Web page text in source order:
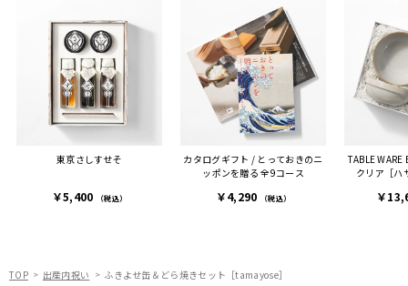
を選んでよかったし他の友
人にもお勧めしたいと感じ
ました。
また、こちら不注意でメー
ルアドレスを誤って入力し
登録してログインできなく
困った際にも、迅速に回答
で、いい思い出になりまし
す。
東京さしすせそ
￥5,400 （税込）
カタログギフト / とっておきのニ
ッポンを贈る 全9コース
￥4,290 （税込）
TABLE
クリア［ハ
￥
TOP 出産内祝い
ふきよせ缶＆どら焼きセット［tamayose］